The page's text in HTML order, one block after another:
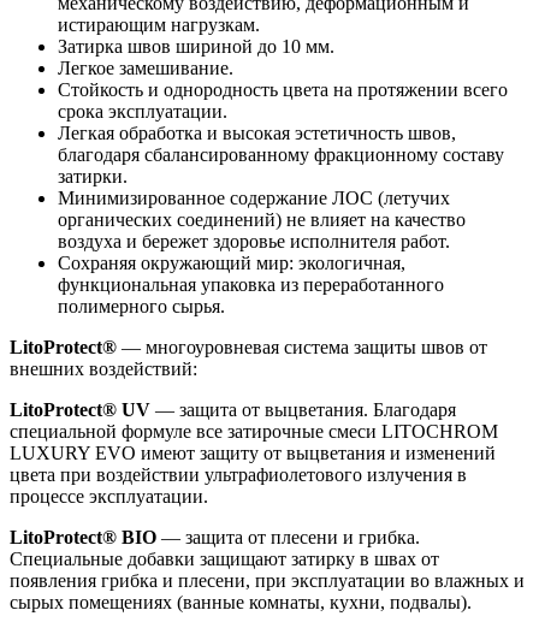
истирающим нагрузкам.
Затирка швов шириной до 10 мм.
Легкое замешивание.
Стойкость и однородность цвета на протяжении всего
срока эксплуатации.
Легкая обработка и высокая эстетичность швов,
благодаря сбалансированному фракционному составу
затирки.
Минимизированное содержание ЛОС (летучих
органических соединений) не влияет на качество
воздуха и бережет здоровье исполнителя работ.
Сохраняя окружающий мир: экологичная,
функциональная упаковка из переработанного
полимерного сырья.
LitoProtect® — многоуровневая система защиты швов от
внешних воздействий:
LitoProtect® UV — защита от выцветания. Благодаря
специальной формуле все затирочные смеси LITOCHROM
LUXURY EVO имеют защиту от выцветания и изменений
цвета при воздействии ультрафиолетового излучения в
процессе эксплуатации.
LitoProtect® BIO — защита от плесени и грибка.
Специальные добавки защищают затирку в швах от
появления грибка и плесени, при эксплуатации во влажных и
сырых помещениях (ванные комнаты, кухни, подвалы).